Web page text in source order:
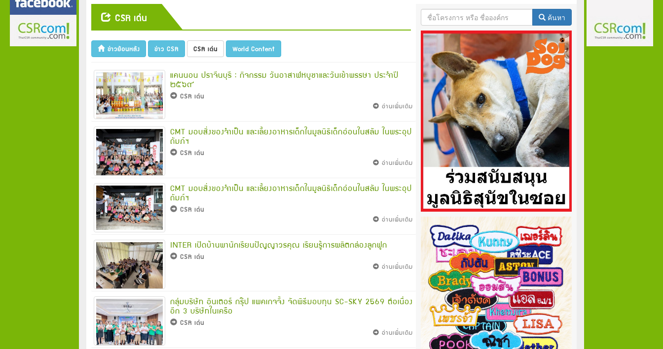
CSR เด่น
ข่าวย้อนหลัง ข่าว CSR CSR เด่น World Content
แคนนอน ปราจีนบุรี : กิจกรรม วันอาสาฬหบูชาและวันเข้าพรรษา ประจำปี
๒๕๖๙
CSR เด่น
อ่านเพิ่มเติม
CMT มอบสิ่งของจำเป็น และเลี้ยงอาหารเด็กในมูลนิธิเด็กอ่อนในสลัม ในพระอุป
ถัมภ์ฯ
CSR เด่น
อ่านเพิ่มเติม
CMT มอบสิ่งของจำเป็น และเลี้ยงอาหารเด็กในมูลนิธิเด็กอ่อนในสลัม ในพระอุป
ถัมภ์ฯ
CSR เด่น
อ่านเพิ่มเติม
INTER เปิดบ้านพานักเรียนปัญญาวรคุณ เรียนรู้การผลิตกล่องลูกฟูก
CSR เด่น
อ่านเพิ่มเติม
กลุ่มบริษัท อินเตอร์ กรุ๊ป แพคเกจจิ้ง จัดพิธีมอบทุน SC-SKY 2569 ต่อเนื่อง
อีก 3 บริษัทในเครือ
CSR เด่น
อ่านเพิ่มเติม
ค้นหา